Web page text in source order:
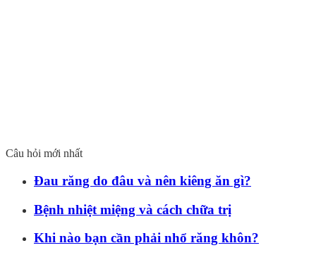
Câu hỏi mới nhất
Đau răng do đâu và nên kiêng ăn gì?
Bệnh nhiệt miệng và cách chữa trị
Khi nào bạn cần phải nhổ răng khôn?